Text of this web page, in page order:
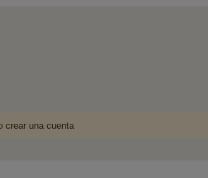
crear una cuenta